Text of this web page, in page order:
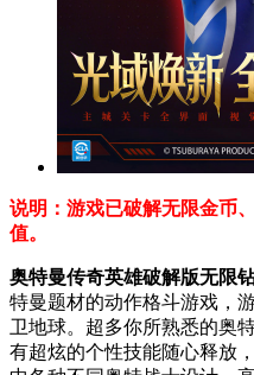
说明：游戏已破解无限金币
值。
奥特曼传奇英雄破解版无限
特曼题材的动作格斗游戏，
卫地球。超多你所熟悉的奥
有超炫的个性技能随心释放